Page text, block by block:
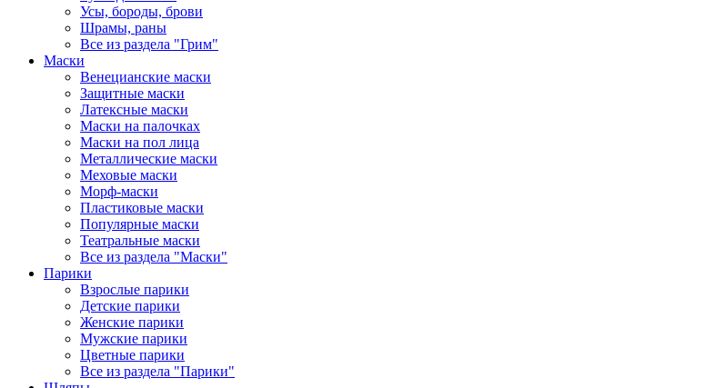
Усы, бороды, брови
Шрамы, раны
Все из раздела "Грим"
Маски
Венецианские маски
Защитные маски
Латексные маски
Маски на палочках
Маски на пол лица
Металлические маски
Меховые маски
Морф-маски
Пластиковые маски
Популярные маски
Театральные маски
Все из раздела "Маски"
Парики
Взрослые парики
Детские парики
Женские парики
Мужские парики
Цветные парики
Все из раздела "Парики"